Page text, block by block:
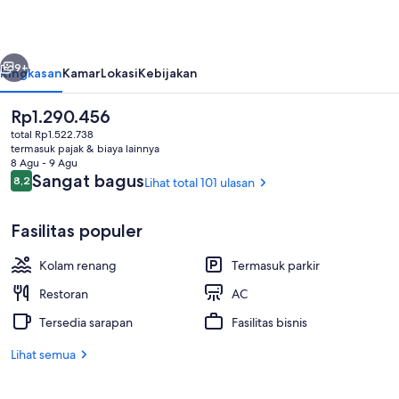
Ruang duduk lobi
Berikutnya
9+
RingkasanKamarLokasiKebijakan
Harga
saat
ini
Rp1.290.456
Rp1.290.456
total Rp1.522.738
termasuk pajak & biaya lainnya
8 Agu - 9 Agu
Ulasan
8,28,2 dari 10
Sangat bagusLihat total 101 ulasan
Fasilitas populer
Kolam renang
Termasuk parkir
Restoran
AC
Tersedia sarapan
Fasilitas bisnis
Lihat semua